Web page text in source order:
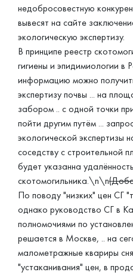
недобросовестную
вывесят на сайте
экологическую экспертизу.
В принципе реестр
гигиены и эпидимиологии в
информацию можно
экспертизу почвы ... на
забором .. с одной точки
пойти другим путём ...
экологической экспертизы
соседству с строительной
будет указанна
скотомогильника.\n\n
По поводу "низких" цен СГ
однако руководство СГ в
полномочиями по
решается в Москве, .. на
малометражные квариры
"устаканивания" цен, в